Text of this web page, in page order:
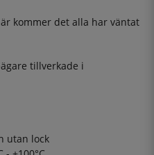
kommer det alla har väntat
tillverkade i
utan lock